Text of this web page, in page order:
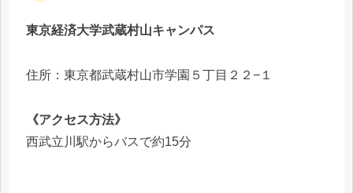
東京経済大学武蔵村山キャンパス
住所：東京都武蔵村山市学園５丁目２２−１
《アクセス方法》
西武立川駅からバスで約15分